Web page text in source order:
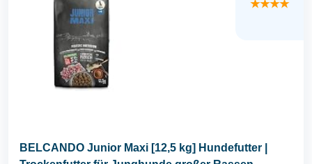
★★★★
BELCANDO Junior Maxi [12,5 kg] Hundefutter |